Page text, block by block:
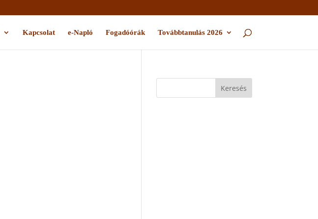
Kapcsolat e-Napló Fogadóórák Továbbtanulás 2026